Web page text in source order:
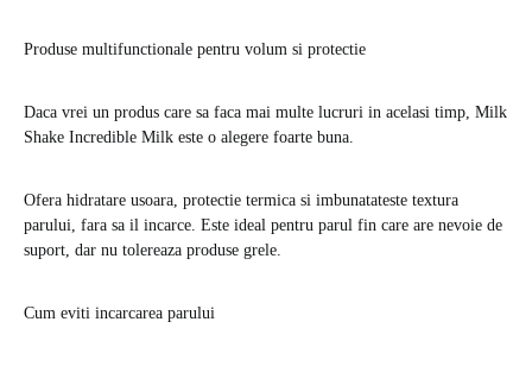
Produse multifunctionale pentru volum si protectie
Daca vrei un produs care sa faca mai multe lucruri in acelasi timp, Milk
Shake Incredible Milk este o alegere foarte buna.
Ofera hidratare usoara, protectie termica si imbunatateste textura
parului, fara sa il incarce. Este ideal pentru parul fin care are nevoie de
suport, dar nu tolereaza produse grele.
Cum eviti incarcarea parului